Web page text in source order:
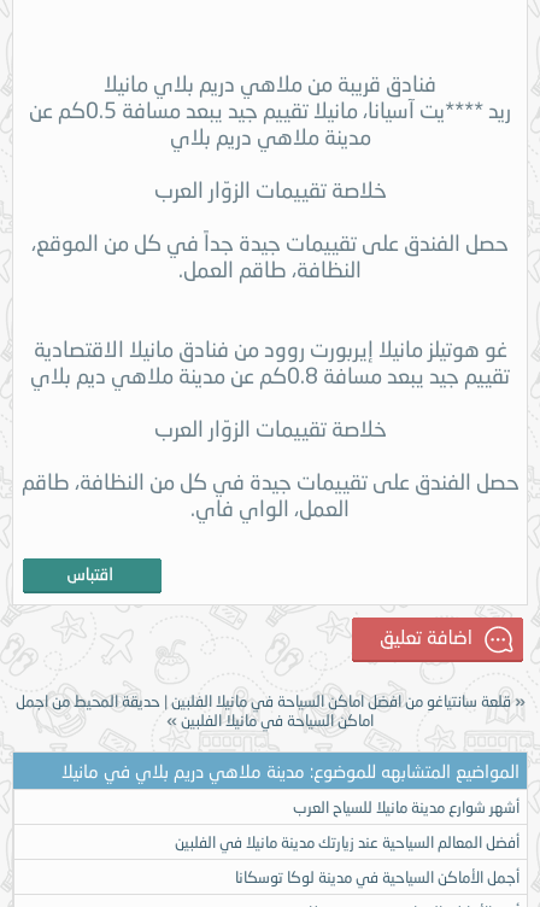
فنادق قريبة من ملاهي دريم بلاي مانيلا
ريد ****يت آسيانا، مانيلا تقييم جيد يبعد مسافة 0.5كم عن
مدينة ملاهي دريم بلاي
خلاصة تقييمات الزوّار العرب
حصل الفندق على تقييمات جيدة جداً في كل من الموقع،
النظافة، طاقم العمل.
غو هوتيلز مانيلا إيربورت روود من فنادق مانيلا الاقتصادية
تقييم جيد يبعد مسافة 0.8كم عن مدينة ملاهي ديم بلاي
خلاصة تقييمات الزوّار العرب
حصل الفندق على تقييمات جيدة في كل من النظافة، طاقم
العمل، الواي فاي.
«قلعة سانتياغو من افضل اماكن السياحة في مانيلا الفلبين| حديقة المحيط من اجمل
اماكن السياحة في مانيلا الفلبين»
المواضيع المتشابهه للموضوع: مدينة ملاهي دريم بلاي في مانيلا
أشهر شوارع مدينة مانيلا للسياح العرب
أفضل المعالم السياحية عند زيارتك مدينة مانيلا في الفلبين
أجمل الأماكن السياحية في مدينة لوكا توسكانا